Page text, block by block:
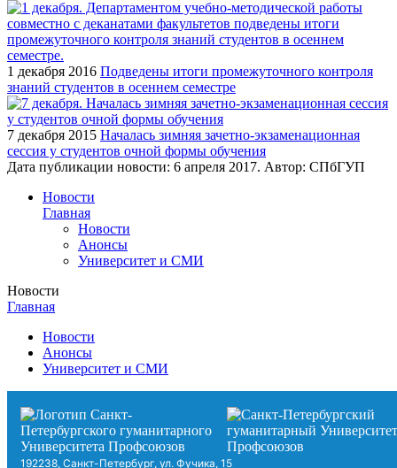
1 декабря 2016 Подведены итоги промежуточного контроля
знаний студентов в осеннем семестре
7 декабря 2015 Началась зимняя зачетно-экзаменационная
сессия у студентов очной формы обучения
Дата публикации новости: 6 апреля 2017. Автор: СПбГУП
Новости
Главная
Новости
Анонсы
Университет и СМИ
Новости
Главная
Новости
Анонсы
Университет и СМИ
192238, Санкт-Петербург, ул. Фучика, 15